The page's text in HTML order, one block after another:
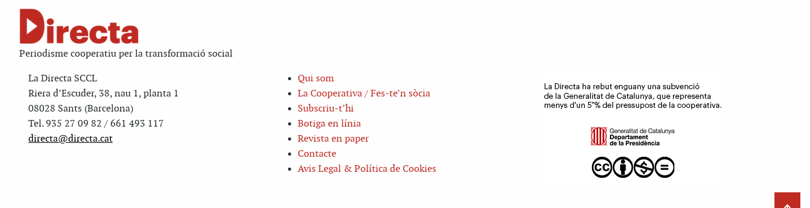
Periodisme cooperatiu per la transformació social
La Directa SCCL
Riera d’Escuder, 38, nau 1, planta 1
08028 Sants (Barcelona)
Tel. 935 27 09 82 / 661 493 117
directa@directa.cat
Qui som
La Cooperativa / Fes-te’n sòcia
Subscriu-t’hi
Botiga en línia
Revista en paper
Contacte
Avis Legal & Política de Cookies